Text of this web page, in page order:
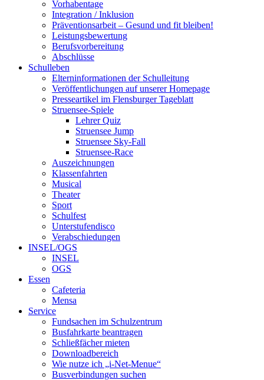
Vorhabentage
Integration / Inklusion
Präventionsarbeit – Gesund und fit bleiben!
Leistungsbewertung
Berufsvorbereitung
Abschlüsse
Schulleben
Elterninformationen der Schulleitung
Veröffentlichungen auf unserer Homepage
Presseartikel im Flensburger Tageblatt
Struensee-Spiele
Lehrer Quiz
Struensee Jump
Struensee Sky-Fall
Struensee-Race
Auszeichnungen
Klassenfahrten
Musical
Theater
Sport
Schulfest
Unterstufendisco
Verabschiedungen
INSEL/OGS
INSEL
OGS
Essen
Cafeteria
Mensa
Service
Fundsachen im Schulzentrum
Busfahrkarte beantragen
Schließfächer mieten
Downloadbereich
Wie nutze ich „i-Net-Menue“
Busverbindungen suchen